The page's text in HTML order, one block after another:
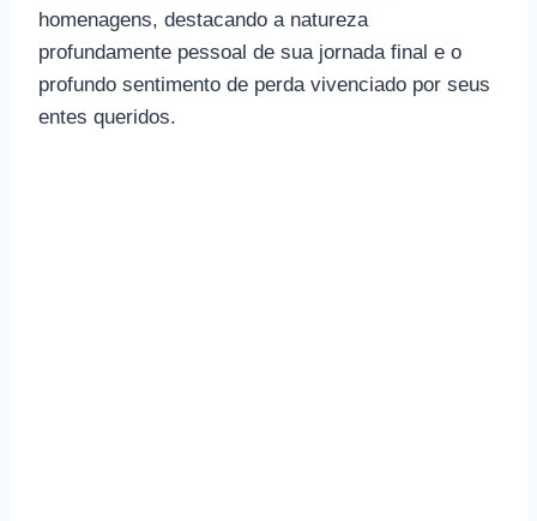
homenagens, destacando a natureza
profundamente pessoal de sua jornada final e o
profundo sentimento de perda vivenciado por seus
entes queridos.